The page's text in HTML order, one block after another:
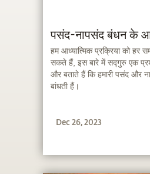
पसंद-नापसंद बंधन के
हम आध्यात्मिक प्रक्रिया को हर
सकते हैं, इस बारे में सद्गुरु एक
और बताते हैं कि हमारी पसंद और
बांधती हैं।
Dec 26, 2023